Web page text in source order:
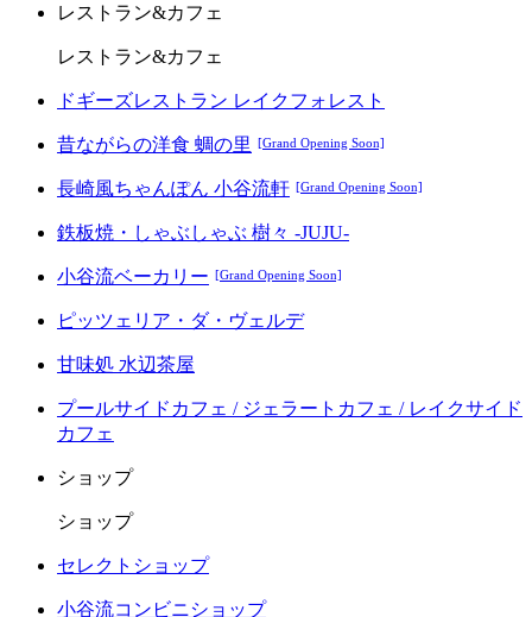
レストラン&カフェ
レストラン&カフェ
ドギーズレストラン レイクフォレスト
昔ながらの洋食 蜩の里 [Grand Opening Soon]
長崎風ちゃんぽん 小谷流軒 [Grand Opening Soon]
鉄板焼・しゃぶしゃぶ 樹々 -JUJU-
小谷流ベーカリー [Grand Opening Soon]
ピッツェリア・ダ・ヴェルデ
甘味処 水辺茶屋
プールサイドカフェ / ジェラートカフェ / レイクサイド
カフェ
ショップ
ショップ
セレクトショップ
小谷流コンビニショップ